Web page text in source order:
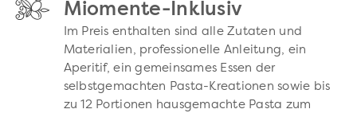
Miomente-Inklusiv
Im Preis enthalten sind alle Zutaten und
Materialien, professionelle Anleitung, ein
Aperitif, ein gemeinsames Essen der
selbstgemachten Pasta-Kreationen sowie bis
zu 12 Portionen hausgemachte Pasta zum